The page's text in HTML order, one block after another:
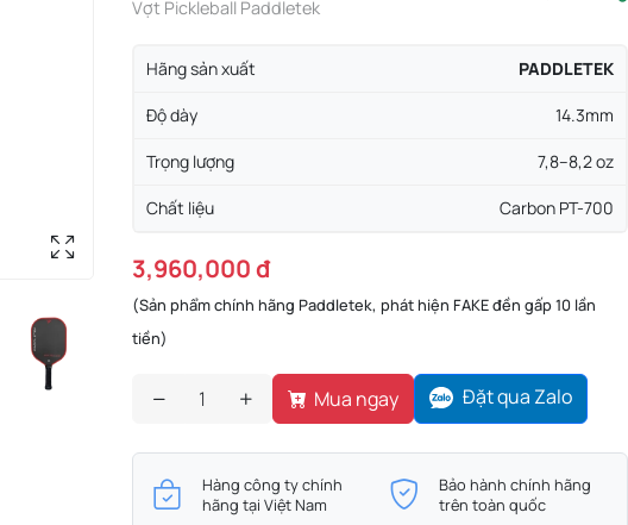
Vợt Pickleball Paddletek
Hãng sản xuất PADDLETEK
Độ dày 14.3mm
Trọng lượng 7,8–8,2 oz
Chất liệu Carbon PT-700
3,960,000 đ
(Sản phẩm chính hãng Paddletek, phát hiện FAKE đền gấp 10 lần
tiền)
Mua ngay Đặt qua Zalo
Hàng công ty chính
hãng tại Việt Nam
Bảo hành chính hãng
trên toàn quốc